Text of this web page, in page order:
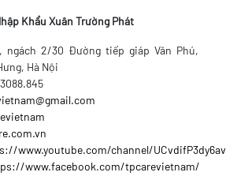
Khẩu Xuân Trường Phát
ngách 2/30 Đường tiếp giáp Văn Phú,
Hà Nội
www.youtube.com/channel/
www.facebook.com/tpcarevietnam/